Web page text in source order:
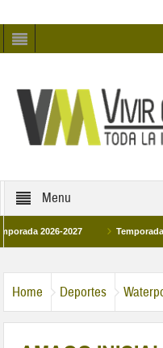
Menu
2027 Temporada de
Home Deportes